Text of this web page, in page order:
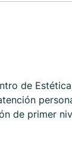
de
de primer